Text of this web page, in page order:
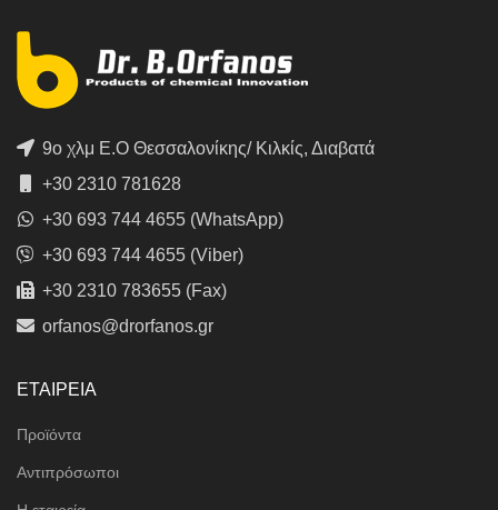
9ο χλμ Ε.Ο Θεσσαλονίκης/ Κιλκίς, Διαβατά
+30 2310 781628
+30 693 744 4655 (WhatsApp)
+30 693 744 4655 (Viber)
+30 2310 783655 (Fax)
orfanos@drorfanos.gr
ΕΤΑΙΡΕΙΑ
Προϊόντα
Αντιπρόσωποι